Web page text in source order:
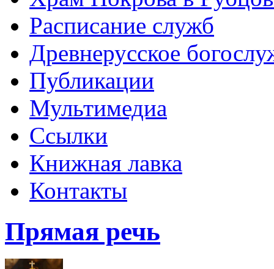
Расписание служб
Древнерусское
Публикации
Мультимедиа
Ссылки
Книжная лавка
Контакты
Прямая речь